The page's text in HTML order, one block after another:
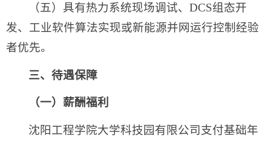
（五）具有热力系统现场调试、DCS组态开
发、工业软件算法实现或新能源并网运行控制经验
者优先。
三、待遇保障
（一）薪酬福利
沈阳工程学院大学科技园有限公司支付基础年